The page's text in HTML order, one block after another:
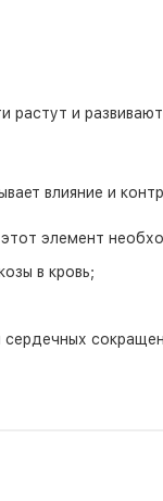
и
влияние и
элемент
в кровь;